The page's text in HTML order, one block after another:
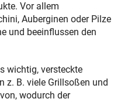
Vor allem
Auberginen oder Pilze
und beeinflussen den
wichtig, versteckte
z. B. viele Grillsoßen und
wodurch der